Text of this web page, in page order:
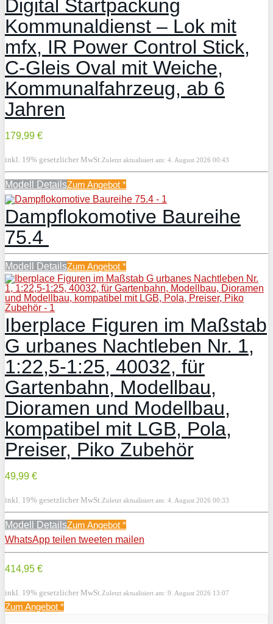
Digital Startpackung
Kommunaldienst – Lok mit
mfx, IR Power Control Stick,
C-Gleis Oval mit Weiche,
Kommunalfahrzeug, ab 6
Jahren
179,99 €
inkl. 19% gesetzlicher MwSt. Zuletzt aktualisiert am: 4. August 2026 00:43
Modell DetailsZum Angebot *
Dampflokomotive Baureihe
75.4
Modell DetailsZum Angebot *
Iberplace Figuren im Maßstab
G urbanes Nachtleben Nr. 1,
1:22,5-1:25, 40032, für
Gartenbahn, Modellbau,
Dioramen und Modellbau,
kompatibel mit LGB, Pola,
Preiser, Piko Zubehör
49,99 €
inkl. 19% gesetzlicher MwSt. Zuletzt aktualisiert am: 4. August 2026 00:33
Modell DetailsZum Angebot *
WhatsApp teilen tweeten mailen
414,95 €
inkl. 19% gesetzlicher MwSt. Zuletzt aktualisiert am: 9. August 2026 13:07
Zum Angebot *